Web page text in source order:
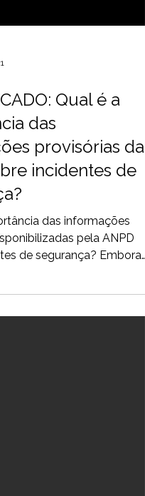
Qual é a
das
provisórias da
incidentes de
das informações
de segurança? Embora